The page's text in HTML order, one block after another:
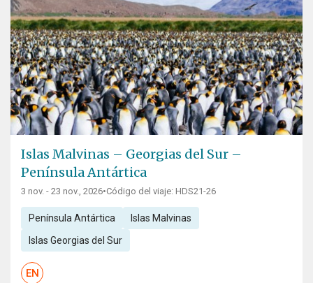
Islas Malvinas – Georgias del Sur –
Península Antártica
3 nov. - 23 nov., 2026•Código del viaje: HDS21-26
Península Antártica Islas Malvinas
Islas Georgias del Sur
EN